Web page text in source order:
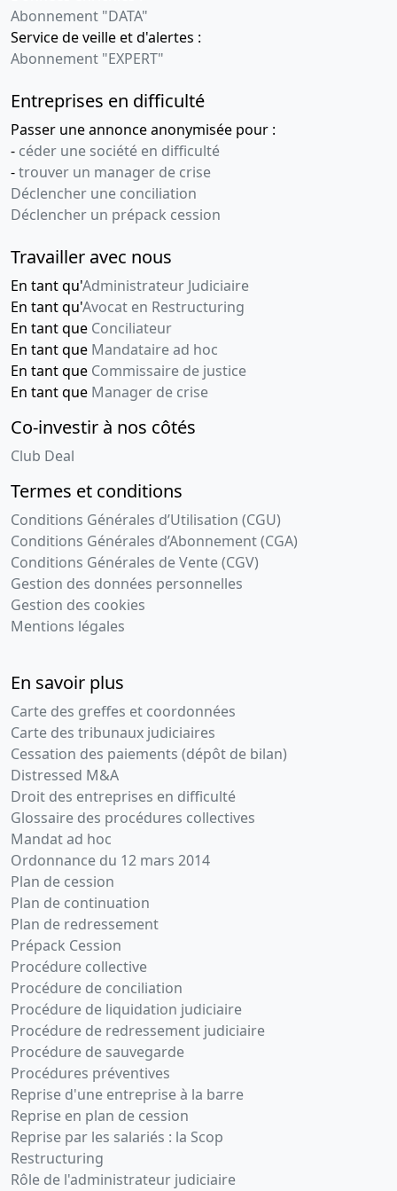
Abonnement "DATA"
Service de veille et d'alertes :
Abonnement "EXPERT"
Entreprises en difficulté
Passer une annonce anonymisée pour :
- céder une société en difficulté
-trouver un manager de crise
Déclencher une conciliation
Déclencher un prépack cession
Travailler avec nous
En tant qu'Administrateur Judiciaire
En tant qu'Avocat en Restructuring
En tant que Conciliateur
En tant que Mandataire ad hoc
En tant que Commissaire de justice
En tant que Manager de crise
Co-investir à nos côtés
Club Deal
Termes et conditions
Conditions Générales d’Utilisation (CGU)
Conditions Générales d’Abonnement (CGA)
Conditions Générales de Vente (CGV)
Gestion des données personnelles
Gestion des cookies
Mentions légales
En savoir plus
Carte des greffes et coordonnées
Carte des tribunaux judiciaires
Cessation des paiements (dépôt de bilan)
Distressed M&A
Droit des entreprises en difficulté
Glossaire des procédures collectives
Mandat ad hoc
Ordonnance du 12 mars 2014
Plan de cession
Plan de continuation
Plan de redressement
Prépack Cession
Procédure collective
Procédure de conciliation
Procédure de liquidation judiciaire
Procédure de redressement judiciaire
Procédure de sauvegarde
Procédures préventives
Reprise d'une entreprise à la barre
Reprise en plan de cession
Reprise par les salariés : la Scop
Restructuring
Rôle de l'administrateur judiciaire